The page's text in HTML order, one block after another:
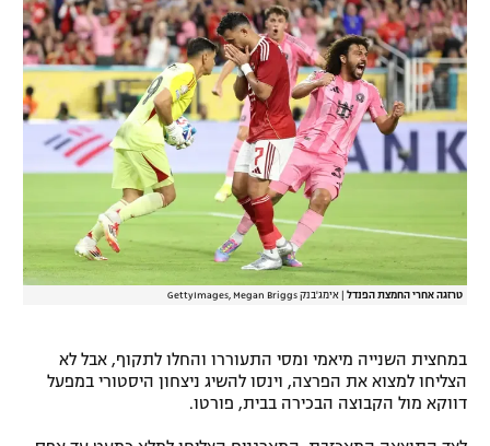
הצטרפות לחבילת הערוצים
לוח דרושים – ג'ובנט
תגיות
טרזגה אחרי החמצת הפנדל אימג'בנק GettyImages, Megan Briggs
במחצית השנייה מיאמי ומסי התעוררו והחלו לתקוף, אבל לא
הצליחו למצוא את הפרצה, וינסו להשיג ניצחון היסטורי במפעל
דווקא מול הקבוצה הבכירה בבית, פורטו.